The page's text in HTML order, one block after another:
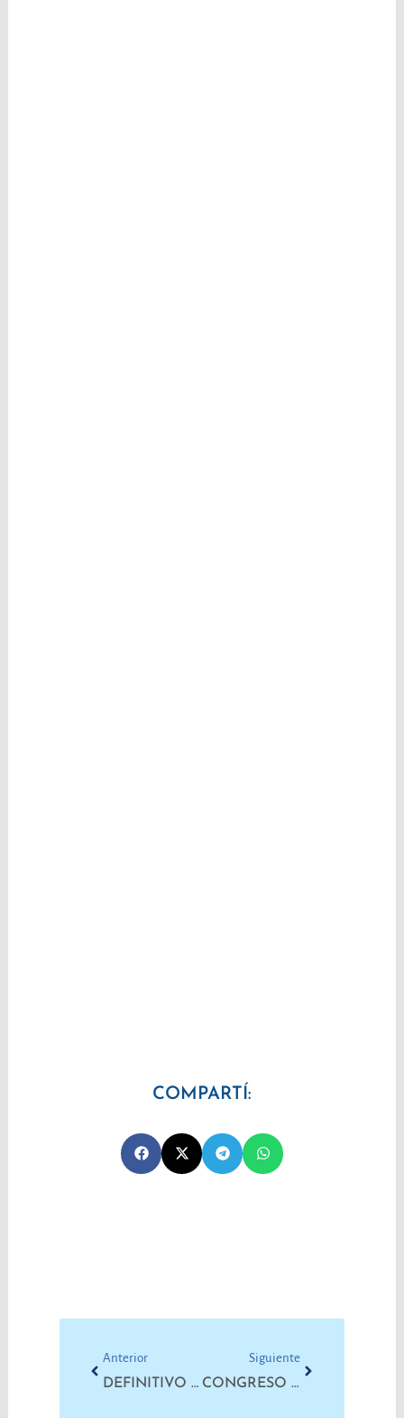
COMPARTÍ:
Anterior
DEFINITIVO RECONOCIMIENTO JUDICIAL DE PEIDRO COMO SECRETARIO GENERAL DE LA CTAA
Siguiente
CONGRESO DE CTAA NACIONAL